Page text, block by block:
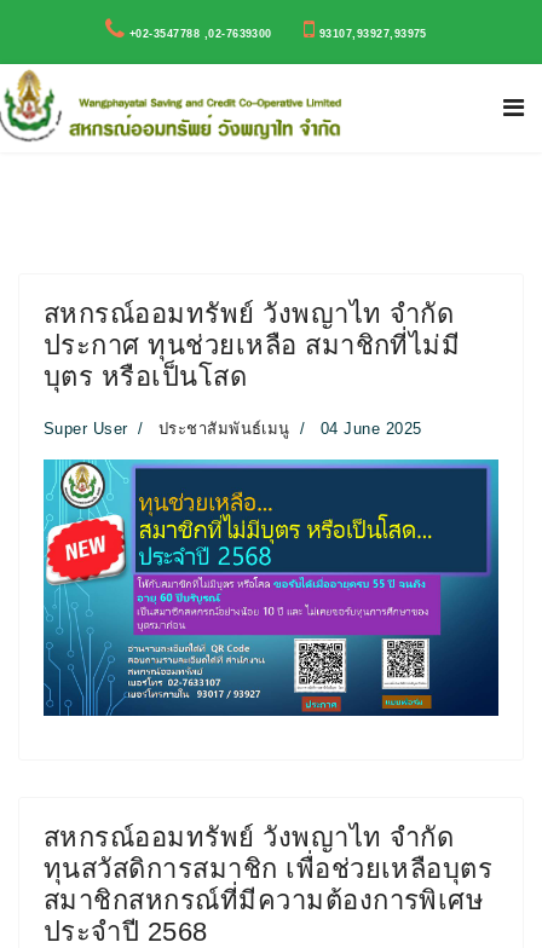
+02-3547788 ,02-7639300 93107,93927,93975
สหกรณ์ออมทรัพย์ วังพญาไท จำกัด
ประกาศ ทุนช่วยเหลือ สมาชิกที่ไม่มี
บุตร หรือเป็นโสด
Super User ประชาสัมพันธ์เมนู 04 June 2025
สหกรณ์ออมทรัพย์ วังพญาไท จำกัด
ทุนสวัสดิการสมาชิก เพื่อช่วยเหลือบุตร
สมาชิกสหกรณ์ที่มีความต้องการพิเศษ
ประจำปี 2568